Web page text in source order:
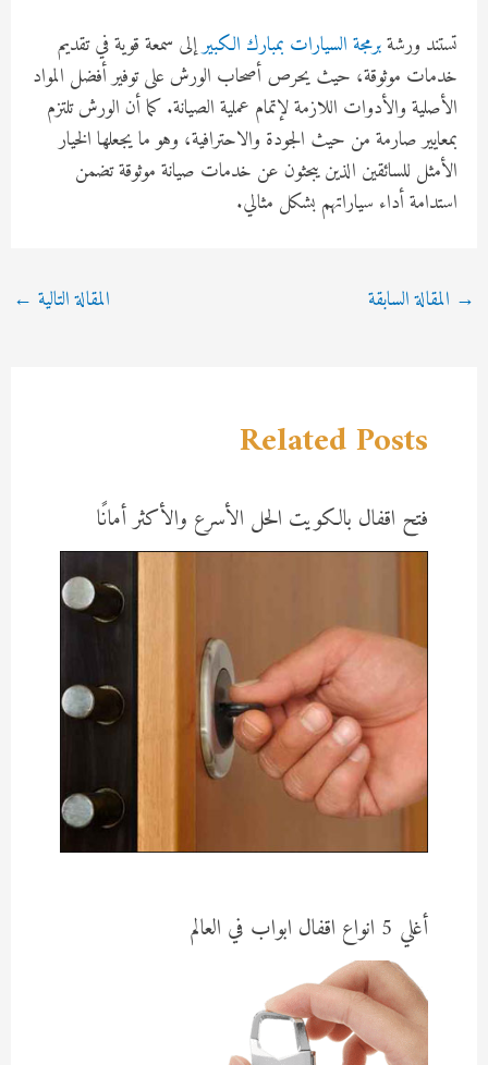
تستند ورشةبرمجة السيارات بمبارك الكبيرإلى سمعة قوية في تقديم
خدمات موثوقة، حيث يحرص أصحاب الورش على توفير أفضل المواد
الأصلية والأدوات اللازمة لإتمام عملية الصيانة. كما أن الورش تلتزم
بمعايير صارمة من حيث الجودة والاحترافية، وهو ما يجعلها الخيار
الأمثل للسائقين الذين يبحثون عن خدمات صيانة موثوقة تضمن
استدامة أداء سياراتهم بشكل مثالي.
Post
→ المقالة السابقة المقالة التالية ←
Related Posts
فتح اقفال بالكويت الحل الأسرع والأكثر أمانًا
أغلي 5 انواع اقفال ابواب في العالم